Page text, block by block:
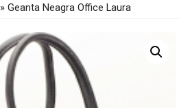
» Geanta Neagra Office Laura